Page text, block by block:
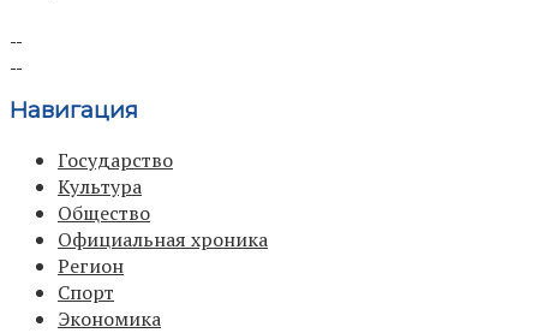
Навигация
Государство
Культура
Общество
Официальная хроника
Регион
Спорт
Экономика